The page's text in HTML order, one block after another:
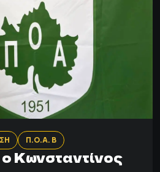
Π.Ο.Α. Β
Κωνσταντίνος